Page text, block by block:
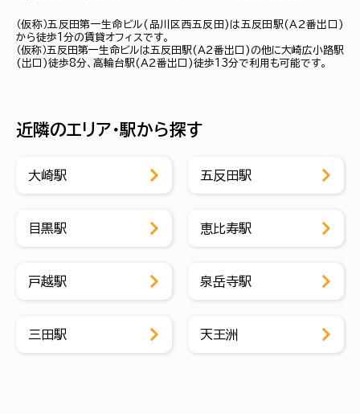
（仮称）五反田第一生命ビル(品川区西五反田)は五反田駅(Ａ２番出口)
から徒歩1分の賃貸オフィスです。
（仮称）五反田第一生命ビルは五反田駅(Ａ２番出口)の他に大崎広小路駅
(出口)徒歩8分、高輪台駅(Ａ２番出口)徒歩13分で利用も可能です。
近隣のエリア・駅から探す
大崎駅 五反田駅
目黒駅 恵比寿駅
戸越駅 泉岳寺駅
三田駅 天王洲